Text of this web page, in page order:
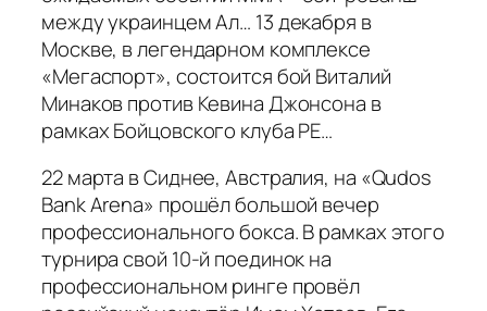
между украинцем Ал… 13 декабря в
Москве, в легендарном комплексе
«Мегаспорт», состоится бой Виталий
Минаков против Кевина Джонсона в
рамках Бойцовского клуба РЕ…
22 марта в Сиднее, Австралия, на «Qudos
Bank Arena» прошёл большой вечер
профессионального бокса. В рамках этого
турнира свой 10-й поединок на
профессиональном ринге провёл